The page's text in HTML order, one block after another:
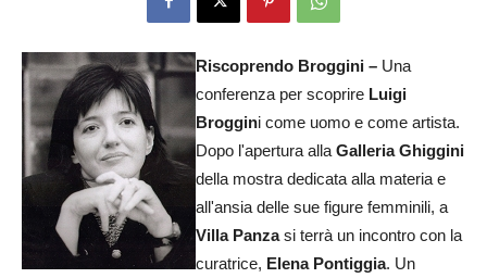
Riscoprendo Broggini – Una
conferenza per scoprire Luigi
Broggini come uomo e come artista.
Dopo l'apertura alla Galleria Ghiggini
della mostra dedicata alla materia e
all'ansia delle sue figure femminili, a
Villa Panzasi terrà un incontro con la
curatrice, Elena Pontiggia. Un